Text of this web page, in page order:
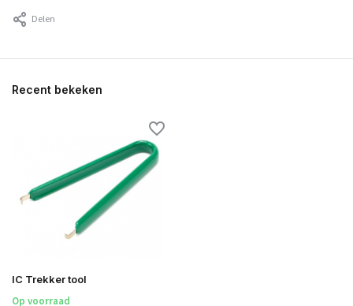
Delen
Recent bekeken
IC Trekker tool
Op voorraad